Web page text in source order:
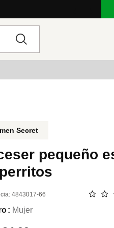
Secret
pequeño
:4843017-66 ☆ ☆
Mujer